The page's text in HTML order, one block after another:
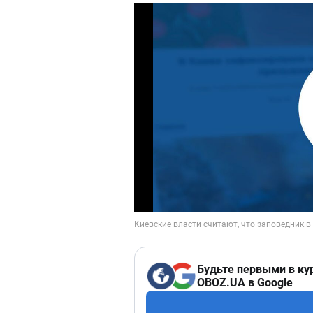
Будьте первыми в
OBOZ.UA в Google